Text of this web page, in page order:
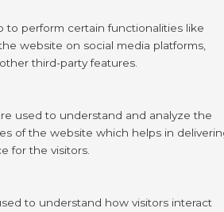
to perform certain functionalities like
website on social media platforms,
third-party features.
used to understand and analyze the
of the website which helps in
for the visitors.
to understand how visitors interact